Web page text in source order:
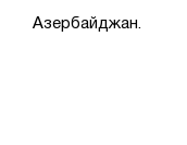
Азербайджан.